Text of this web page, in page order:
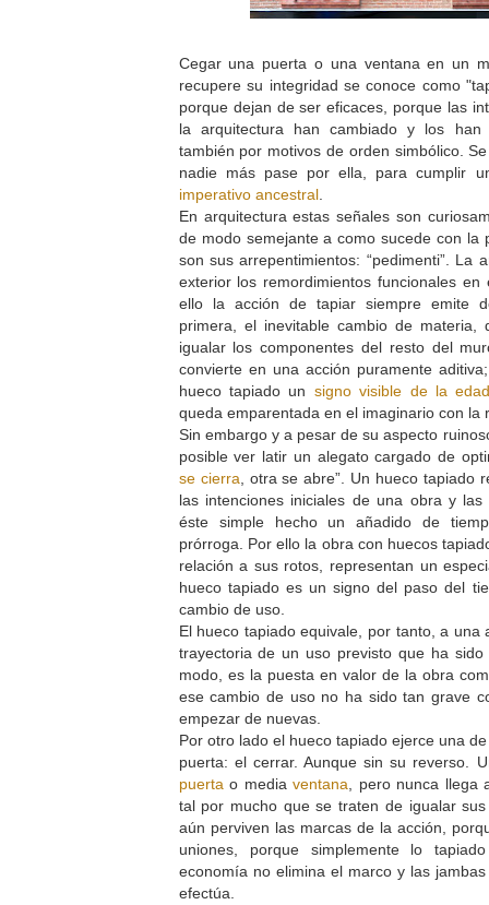
Cegar una puerta o una ventana en un
recupere su integridad se conoce como
porque dejan de ser eficaces, porque las
la arquitectura han cambiado y los han
también por motivos de orden simbólico.
nadie más pase por ella, para cumplir
imperativo ancestral.
En arquitectura estas señales son
de modo semejante a como sucede con la
son sus arrepentimientos: “pedimenti”. La
exterior los remordimientos funcionales en
ello la acción de tapiar siempre emite
primera, el inevitable cambio de materia,
igualar los componentes del resto del
convierte en una acción puramente
hueco tapiado un signo visible de la
queda emparentada en el imaginario con
Sin embargo y a pesar de su aspecto
posible ver latir un alegato cargado de
se cierra , otra se abre”. Un hueco tapiado
las intenciones iniciales de una obra y las
éste simple hecho un añadido de
prórroga. Por ello la obra con huecos
relación a sus rotos, representan un
hueco tapiado es un signo del paso del
cambio de uso.
El hueco tapiado equivale, por tanto, a una
trayectoria de un uso previsto que ha
modo, es la puesta en valor de la obra
ese cambio de uso no ha sido tan grave
empezar de nuevas.
Por otro lado el hueco tapiado ejerce una
puerta: el cerrar. Aunque sin su reverso.
puerta o mediaventana , pero nunca
tal por mucho que se traten de igualar
aún perviven las marcas de la acción,
uniones, porque simplemente lo
economía no elimina el marco y las
efectúa.